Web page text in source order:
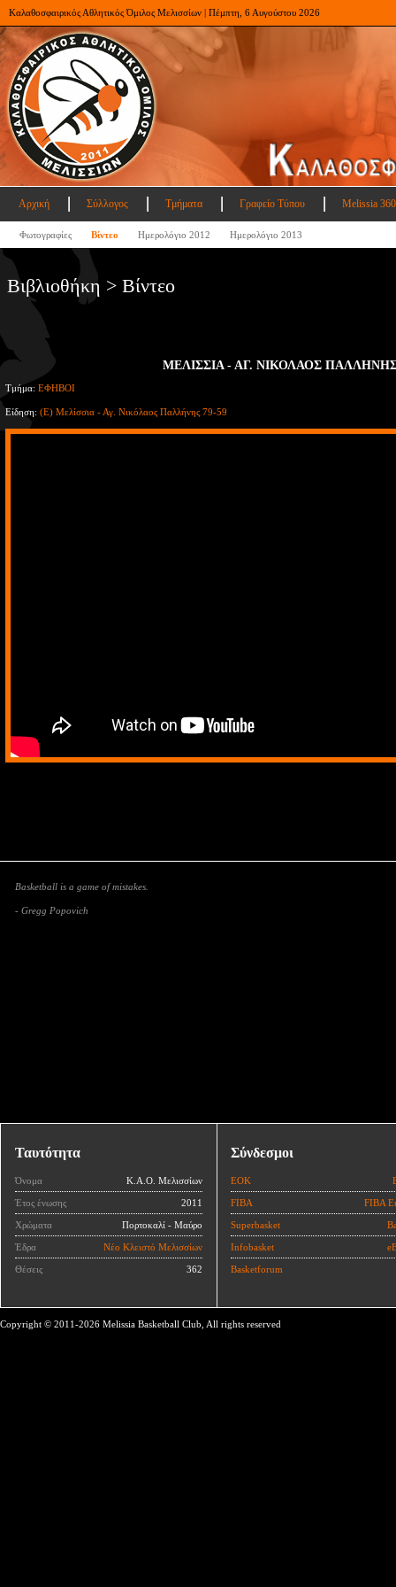
Καλαθοσφαιρικός Αθλητικός Όμιλος Μελισσίων | Πέμπτη, 6 Αυγούστου 2026
Αρχική Σύλλογος Τμήματα Γραφείο Τύπου Melissia
Φωτογραφίες Βίντεο Ημερολόγιο 2012 Ημερολόγιο 2013
Βιβλιοθήκη > Βίντεο
ΜΕΛΙΣΣΙΑ - ΑΓ. ΝΙΚΟΛΑΟΣ ΠΑΛΛΗΝΗΣ
Τμήμα: ΕΦΗΒΟΙ
Είδηση: (Ε) Μελίσσια - Αγ. Νικόλαος Παλλήνης 79-59
Basketball is a game of mistakes.
- Gregg Popovich
Ταυτότητα
Όνομα Κ.Α.Ο. Μελισσίων
Έτος ένωσης 2011
Χρώματα Πορτοκαλί - Μαύρο
Έδρα Νέο Κλειστό Μελισσίων
Θέσεις 362
Σύνδεσμοι
ΕΟΚ
FIBA FIBA
Superbasket
Infobasket
Basketforum
Copyright © 2011-2026 Melissia Basketball Club, All rights reserved